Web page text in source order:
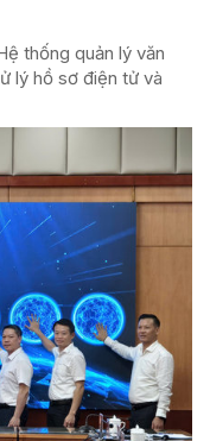
thống quản lý văn
lý hồ sơ điện tử và